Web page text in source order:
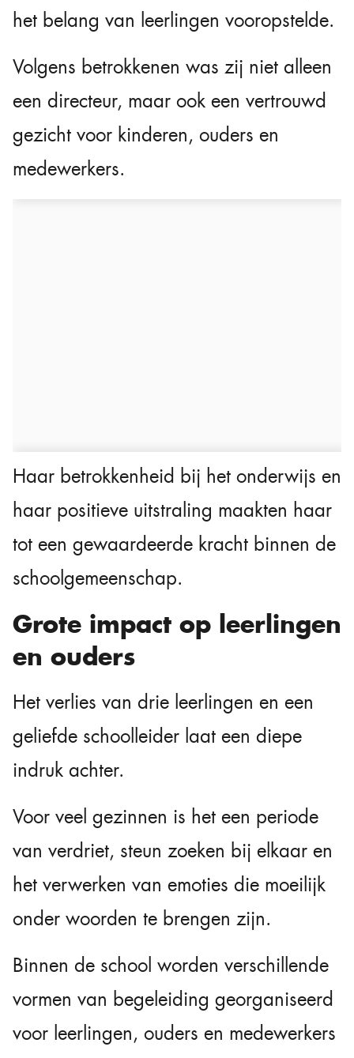
het belang van leerlingen vooropstelde.
Volgens betrokkenen was zij niet alleen
een directeur, maar ook een vertrouwd
gezicht voor kinderen, ouders en
medewerkers.
Haar betrokkenheid bij het onderwijs en
haar positieve uitstraling maakten haar
tot een gewaardeerde kracht binnen de
schoolgemeenschap.
Grote impact op leerlingen
en ouders
Het verlies van drie leerlingen en een
geliefde schoolleider laat een diepe
indruk achter.
Voor veel gezinnen is het een periode
van verdriet, steun zoeken bij elkaar en
het verwerken van emoties die moeilijk
onder woorden te brengen zijn.
Binnen de school worden verschillende
vormen van begeleiding georganiseerd
voor leerlingen, ouders en medewerkers